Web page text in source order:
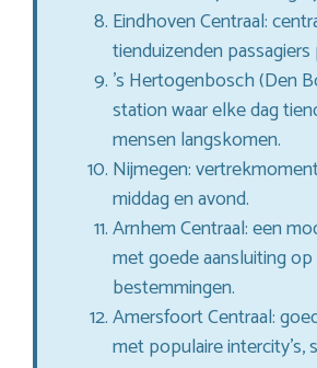
Eindhoven Centraal:
tienduizenden passagiers
’s Hertogenbosch (Den
station waar elke dag
mensen langskomen.
Nijmegen:
middag en avond.
Arnhem Centraal: een
met goede aansluiting
bestemmingen.
Amersfoort Centraal:
met populaire intercity’s,